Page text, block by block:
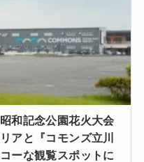
和記念公園花火大会
アと『コモンズ立川
ーな観覧スポットに